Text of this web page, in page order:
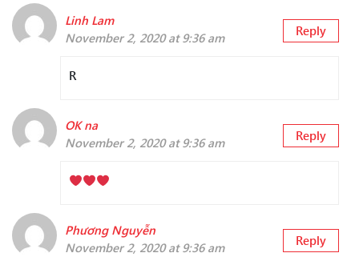
Linh Lam
November 2, 2020 at 9:36 am
Reply
R
OK na
November 2, 2020 at 9:36 am
Reply
Phương Nguyễn
November 2, 2020 at 9:36 am
Reply